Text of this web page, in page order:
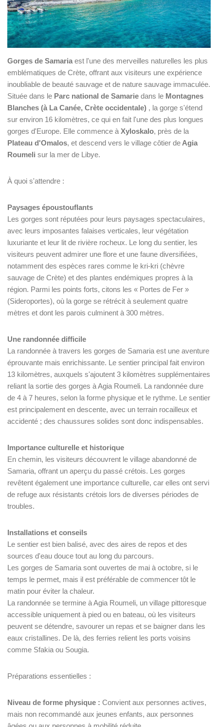
Gorges de Samaria est l'une des merveilles naturelles les plus
emblématiques de Crète, offrant aux visiteurs une expérience
inoubliable de beauté sauvage et de nature sauvage immaculée.
Située dans le Parc national de Samarie dans le Montagnes
Blanches (à La Canée, Crète occidentale) , la gorge s'étend
sur environ 16 kilomètres, ce qui en fait l'une des plus longues
gorges d'Europe. Elle commence à Xyloskalo, près de la
Plateau d'Omalos, et descend vers le village côtier de Agia
Roumeli sur la mer de Libye.
À quoi s'attendre :
Paysages époustouflants
Les gorges sont réputées pour leurs paysages spectaculaires,
avec leurs imposantes falaises verticales, leur végétation
luxuriante et leur lit de rivière rocheux. Le long du sentier, les
visiteurs peuvent admirer une flore et une faune diversifiées,
notamment des espèces rares comme le kri-kri (chèvre
sauvage de Crète) et des plantes endémiques propres à la
région. Parmi les points forts, citons les « Portes de Fer »
(Sideroportes), où la gorge se rétrécit à seulement quatre
mètres et dont les parois culminent à 300 mètres.
Une randonnée difficile
La randonnée à travers les gorges de Samaria est une aventure
éprouvante mais enrichissante. Le sentier principal fait environ
13 kilomètres, auxquels s'ajoutent 3 kilomètres supplémentaires
reliant la sortie des gorges à Agia Roumeli. La randonnée dure
de 4 à 7 heures, selon la forme physique et le rythme. Le sentier
est principalement en descente, avec un terrain rocailleux et
accidenté ; des chaussures solides sont donc indispensables.
Importance culturelle et historique
En chemin, les visiteurs découvrent le village abandonné de
Samaria, offrant un aperçu du passé crétois. Les gorges
revêtent également une importance culturelle, car elles ont servi
de refuge aux résistants crétois lors de diverses périodes de
troubles.
Installations et conseils
Le sentier est bien balisé, avec des aires de repos et des
sources d'eau douce tout au long du parcours.
Les gorges de Samaria sont ouvertes de mai à octobre, si le
temps le permet, mais il est préférable de commencer tôt le
matin pour éviter la chaleur.
La randonnée se termine à Agia Roumeli, un village pittoresque
accessible uniquement à pied ou en bateau, où les visiteurs
peuvent se détendre, savourer un repas et se baigner dans les
eaux cristallines. De là, des ferries relient les ports voisins
comme Sfakia ou Sougia.
Préparations essentielles :
Niveau de forme physique : Convient aux personnes actives,
mais non recommandé aux jeunes enfants, aux personnes